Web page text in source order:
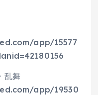
app/15577
乱舞
app/19530